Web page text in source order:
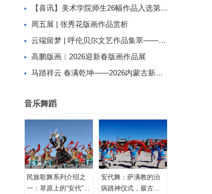
【喜讯】美术学院师生26幅作品入选第二届内蒙古自治区小版画暨藏书票展
周五展 | 张秀花版画作品赏析
云端留梦 | 呼伦贝尔文艺作品集萃——姜识民版画选登
高鹏版画︱2026迎新春版画作品展
马踏祥云 春满乾坤——2026内蒙古新春民间工艺美术线上展（三）
音乐舞蹈
民族歌舞系列介绍之
一：草原上的“安代”和
安代舞：萨满教的治
病跳神仪式，最古老